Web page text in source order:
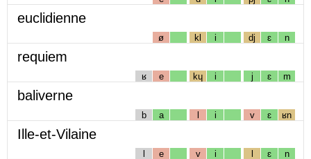
euclidienne
ø kl i dj ɛ n
requiem
ʁ e kɥ i j ɛ m
baliverne
b a l i v ɛ ʁn
Ille-et-Vilaine
l e v i l ɛ n